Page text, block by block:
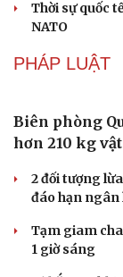
Thêm 18 hài
Riêng
Ca nô chở
THẾ GIỚI
Nóng thế giới
khí và nhiên
Quân đội
Houthi